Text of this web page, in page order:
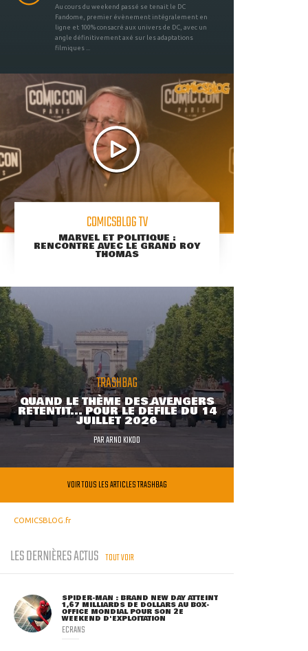
Au cours du weekend passé se tenait le DC
Fandome, premier évènement intégralement en
ligne et 100% consacré aux univers de DC, avec un
angle définitivement axé sur les adaptations
filmiques ...
COMICSBLOG TV
MARVEL ET POLITIQUE :
RENCONTRE AVEC LE GRAND ROY
THOMAS
TRASHBAG
QUAND LE THÈME DES AVENGERS
RETENTIT... POUR LE DÉFILÉ DU 14
JUILLET 2026
PARARNO KIKOO
VOIR TOUS LES ARTICLES TRASHBAG
COMICSBLOG.fr
LES DERNIÈRES ACTUS TOUT VOIR
SPIDER-MAN : BRAND NEW DAY ATTEINT
1,67 MILLIARDS DE DOLLARS AU BOX-
OFFICE MONDIAL POUR SON 2E
WEEKEND D'EXPLOITATION
ECRANS